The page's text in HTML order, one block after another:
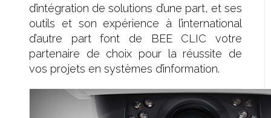
d’intégration de solutions d’une part, et ses
outils et son expérience à l’international
d’autre part font de BEE CLIC votre
partenaire de choix pour la réussite de
vos projets en systèmes d’information.